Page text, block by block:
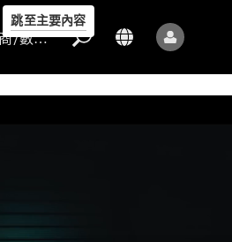
跳至主要內容
供應商/數據保護